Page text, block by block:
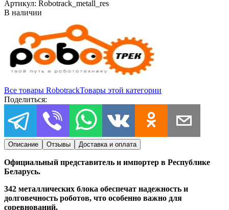
Артикул: Robotrack_metall_res
В наличии
Все товары RobotrackТовары этой категории
Поделиться:
Описание Отзывы Доставка и оплата
Официальный представитель и импортер в Республике
Беларусь.
342 металлических блока обеспечат надежность и
долговечность роботов, что особенно важно для
соревнований.